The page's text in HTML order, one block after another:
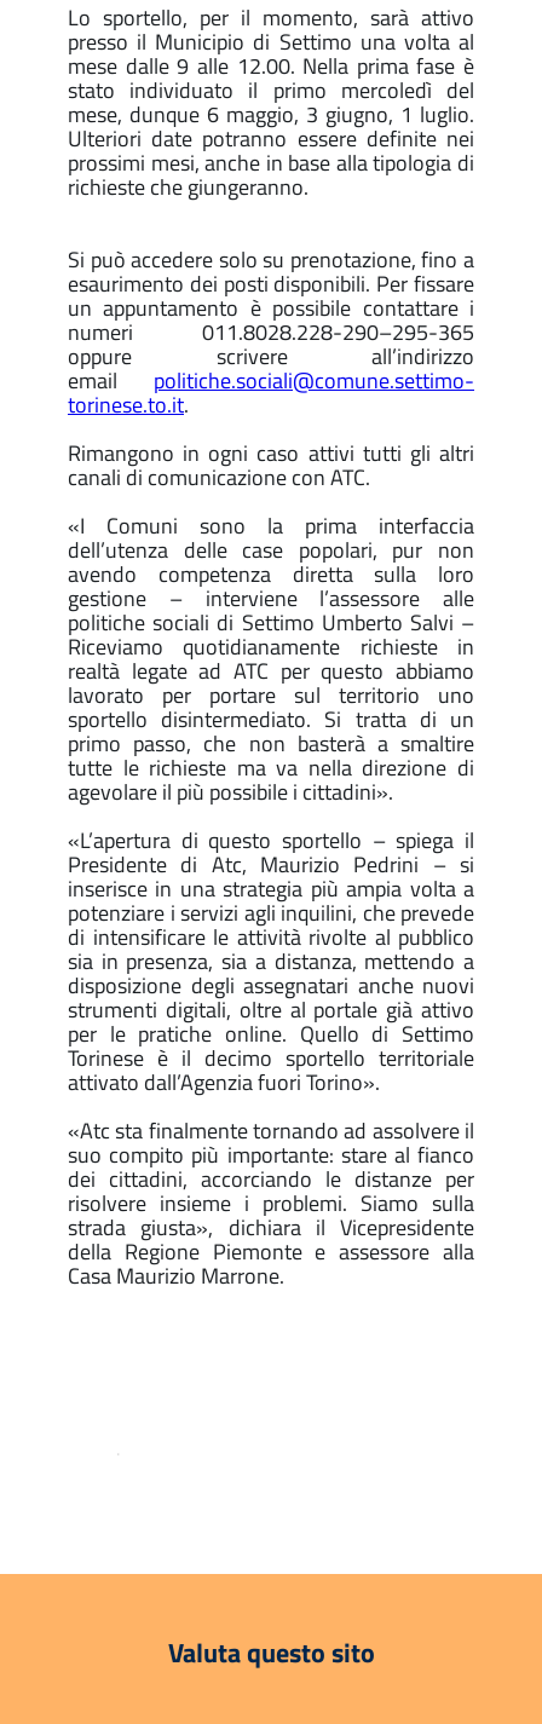
Lo sportello, per il momento, sarà attivo
presso il Municipio di Settimo una volta al
mese dalle 9 alle 12.00. Nella prima fase è
stato individuato il primo mercoledì del
mese, dunque 6 maggio, 3 giugno, 1 luglio.
Ulteriori date potranno essere definite nei
prossimi mesi, anche in base alla tipologia di
richieste che giungeranno.
Si può accedere solo su prenotazione, fino a
esaurimento dei posti disponibili. Per fissare
un appuntamento è possibile contattare i
numeri 011.8028.228-290–295-365
oppure scrivere all’indirizzo
email politiche.sociali@comune.settimo-
torinese.to.it.
Rimangono in ogni caso attivi tutti gli altri
canali di comunicazione con ATC.
«I Comuni sono la prima interfaccia
dell’utenza delle case popolari, pur non
avendo competenza diretta sulla loro
gestione – interviene l’assessore alle
politiche sociali di Settimo Umberto Salvi –
Riceviamo quotidianamente richieste in
realtà legate ad ATC per questo abbiamo
lavorato per portare sul territorio uno
sportello disintermediato. Si tratta di un
primo passo, che non basterà a smaltire
tutte le richieste ma va nella direzione di
agevolare il più possibile i cittadini».
«L’apertura di questo sportello – spiega il
Presidente di Atc, Maurizio Pedrini – si
inserisce in una strategia più ampia volta a
potenziare i servizi agli inquilini, che prevede
di intensificare le attività rivolte al pubblico
sia in presenza, sia a distanza, mettendo a
disposizione degli assegnatari anche nuovi
strumenti digitali, oltre al portale già attivo
per le pratiche online. Quello di Settimo
Torinese è il decimo sportello territoriale
attivato dall’Agenzia fuori Torino».
«Atc sta finalmente tornando ad assolvere il
suo compito più importante: stare al fianco
dei cittadini, accorciando le distanze per
risolvere insieme i problemi. Siamo sulla
strada giusta», dichiara il Vicepresidente
della Regione Piemonte e assessore alla
Casa Maurizio Marrone.
.
Valuta questo sito